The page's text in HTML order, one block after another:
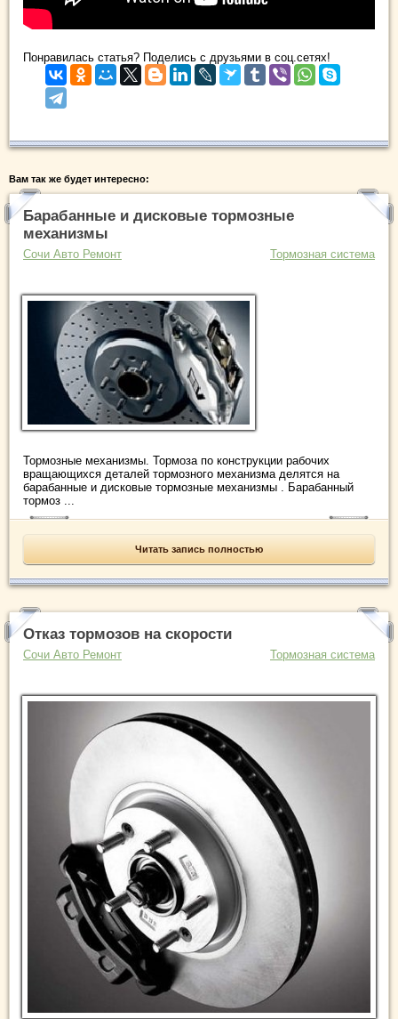
Понравилась статья? Поделись с друзьями в соц.сетях!
Вам так же будет интересно:
Барабанные и дисковые тормозные
механизмы
Сочи Авто Ремонт Тормозная система
Тормозные механизмы. Тормоза по конструкции рабочих
вращающихся деталей тормозного механизма делятся на
барабанные и дисковые тормозные механизмы . Барабанный
тормоз ...
Читать запись полностью
Отказ тормозов на скорости
Сочи Авто Ремонт Тормозная система